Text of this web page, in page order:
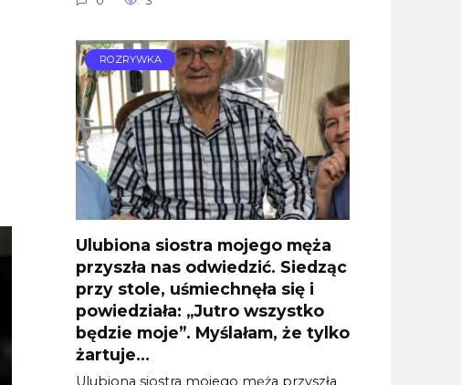
ROZRYWKA
Ulubiona siostra mojego męża
przyszła nas odwiedzić. Siedząc
przy stole, uśmiechnęła się i
powiedziała: „Jutro wszystko
będzie moje”. Myślałam, że tylko
żartuje…
Ulubiona siostra mojego męża przyszła